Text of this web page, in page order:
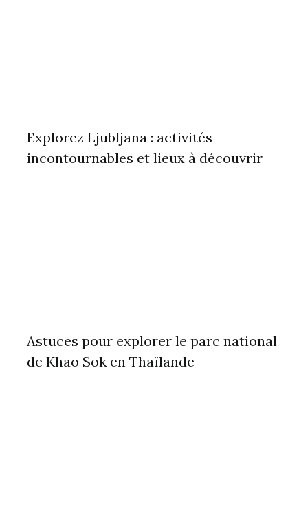
Explorez Ljubljana : activités
incontournables et lieux à découvrir
Astuces pour explorer le parc national
de Khao Sok en Thaïlande